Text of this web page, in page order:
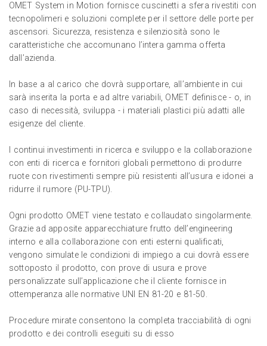
OMET System in Motion fornisce cuscinetti a sfera rivestiti con
tecnopolimeri e soluzioni complete per il settore delle porte per
ascensori. Sicurezza, resistenza e silenziosità sono le
caratteristiche che accomunano l’intera gamma offerta
dall’azienda.
In base a al carico che dovrà supportare, all’ambiente in cui
sarà inserita la porta e ad altre variabili, OMET definisce - o, in
caso di necessità, sviluppa - i materiali plastici più adatti alle
esigenze del cliente.
I continui investimenti in ricerca e sviluppo e la collaborazione
con enti di ricerca e fornitori globali permettono di produrre
ruote con rivestimenti sempre più resistenti all’usura e idonei a
ridurre il rumore (PU-TPU).
Ogni prodotto OMET viene testato e collaudato singolarmente.
Grazie ad apposite apparecchiature frutto dell’engineering
interno e alla collaborazione con enti esterni qualificati,
vengono simulate le condizioni di impiego a cui dovrà essere
sottoposto il prodotto, con prove di usura e prove
personalizzate sull’applicazione che il cliente fornisce in
ottemperanza alle normative UNI EN 81-20 e 81-50.
Procedure mirate consentono la completa tracciabilità di ogni
prodotto e dei controlli eseguiti su di esso